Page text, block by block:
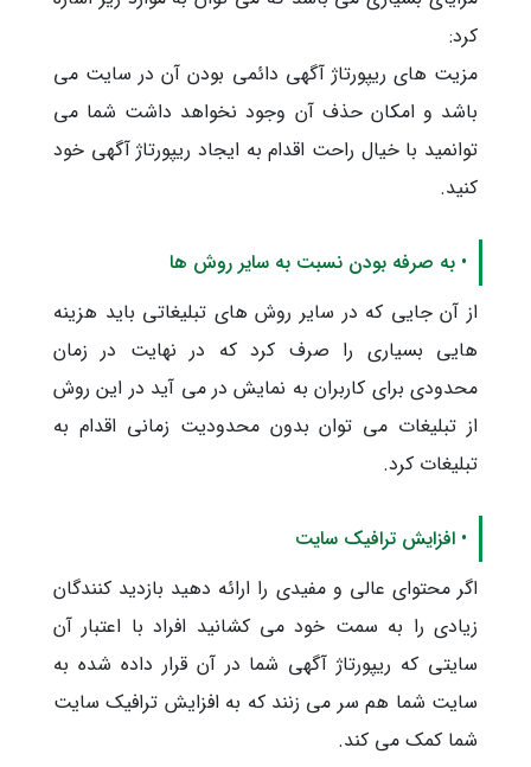
کرد:
مزیت های ریپورتاژ آگهی دائمی بودن آن در سایت می
باشد و امکان حذف آن وجود نخواهد داشت شما می
توانمید با خیال راحت اقدام به ایجاد ریپورتاژ آگهی خود
کنید.
• به صرفه بودن نسبت به سایر روش ها
از آن جایی که در سایر روش های تبلیغاتی باید هزینه
هایی بسیاری را صرف کرد که در نهایت در زمان
محدودی برای کاربران به نمایش در می آید در این روش
از تبلیغات می توان بدون محدودیت زمانی اقدام به
تبلیغات کرد.
• افزایش ترافیک سایت
اگر محتوای عالی و مفیدی را ارائه دهید بازدید کنندگان
زیادی را به سمت خود می کشانید افراد با اعتبار آن
سایتی که ریپورتاژ آگهی شما در آن قرار داده شده به
سایت شما هم سر می زنند که به افزایش ترافیک سایت
شما کمک می کند.